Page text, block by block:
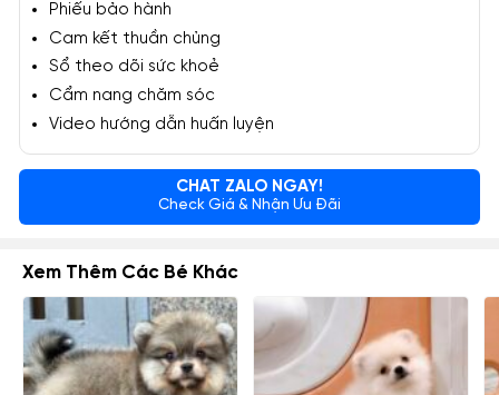
Phiếu bảo hành
Cam kết thuần chủng
Sổ theo dõi sức khoẻ
Cẩm nang chăm sóc
Video hướng dẫn huấn luyện
CHAT ZALO NGAY!
Check Giá & Nhận Ưu Đãi
Xem Thêm Các Bé Khác